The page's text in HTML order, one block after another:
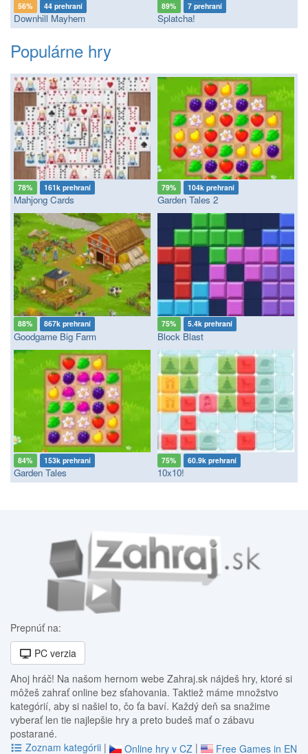
56% 44 prehraní
Downhill Mayhem
89% 7 prehraní
Splatcha!
Populárne hry
78% 161k prehraní
Mahjong Cards
79% 104k prehraní
Garden Tales 2
88% 867k prehraní
Goodgame Big Farm
75% 5.4k prehraní
Block Blast
84% 153k prehraní
Garden Tales
75% 60.9k prehraní
10x10!
Prepnúť na:
PC verzia
Ahoj hráč! Na našom hernom webe Zahraj.sk nájdeš hry, ktoré si
môžeš zahrať online bez sťahovania. Taktiež máme množstvo
kategórií, aby si našiel to, čo ťa baví. Každý deň sa snažime
vyberať len tie najlepšie hry a preto budeš mať o zábavu
postarané.
Zoznam kategórii | Online hry v CZ | Free Games in EN